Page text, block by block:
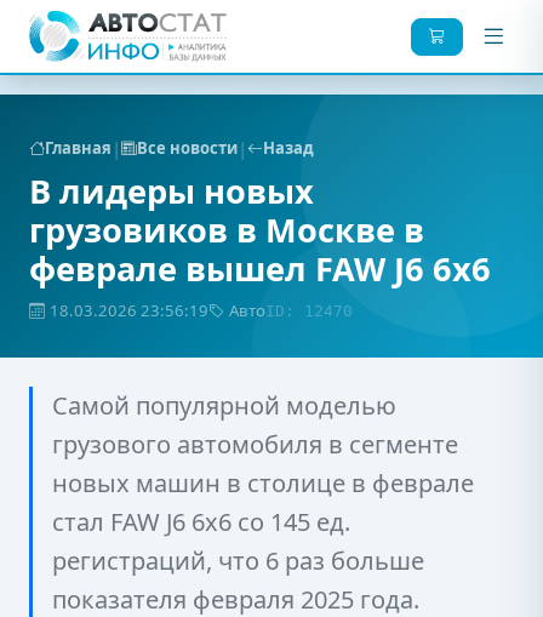
Главная | Все новости| Назад
В лидеры новых
грузовиков в Москве в
феврале вышел FAW J6 6x6
18.03.2026 23:56:19 АвтоID: 12470
Самой популярной моделью
грузового автомобиля в сегменте
новых машин в столице в феврале
стал FAW J6 6x6 со 145 ед.
регистраций, что 6 раз больше
показателя февраля 2025 года.